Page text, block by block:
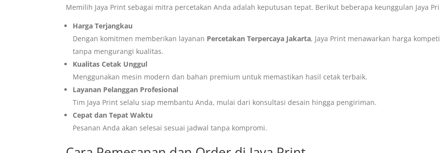
Memilih Jaya Print sebagai mitra percetakan Anda adalah keputusan tepat. Berikut beberapa keunggulan Jaya
Harga Terjangkau
Dengan komitmen memberikan layanan Percetakan Terpercaya Jakarta, Jaya Print menawarkan harga
tanpa mengurangi kualitas.
Kualitas Cetak Unggul
Menggunakan mesin modern dan bahan premium untuk memastikan hasil cetak terbaik.
Layanan Pelanggan Profesional
Tim Jaya Print selalu siap membantu Anda, mulai dari konsultasi desain hingga pengiriman.
Cepat dan Tepat Waktu
Pesanan Anda akan selesai sesuai jadwal tanpa kompromi.